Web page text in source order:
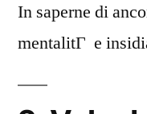
In saperne di
mentalitГ e